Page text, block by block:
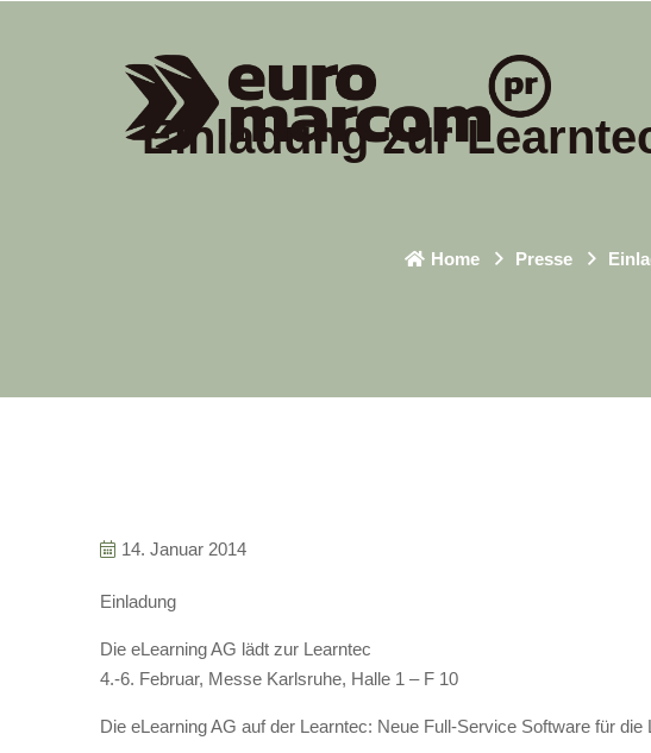
Einladung zur
Home Presse
14. Januar 2014
Einladung
Die eLearning AG lädt zur Learntec
4.-6. Februar, Messe Karlsruhe, Halle 1 – F 10
Die eLearning AG auf der Learntec: Neue Full-Service Software für die